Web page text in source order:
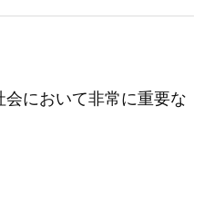
において非常に重要な